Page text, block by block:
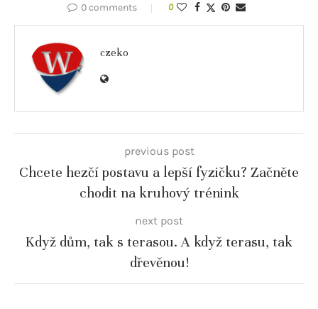
0 comments 0
czeko
previous post
Chcete hezčí postavu a lepší fyzičku? Začněte
chodit na kruhový trénink
next post
Když dům, tak s terasou. A když terasu, tak
dřevěnou!